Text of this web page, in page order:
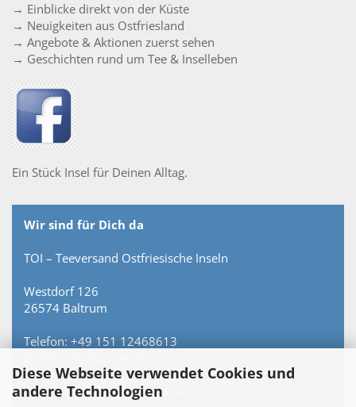
Diese Webseite verwendet Cookies und
andere Technologien
→ Einblicke direkt von der Küste
→ Neuigkeiten aus Ostfriesland
→ Angebote & Aktionen zuerst sehen
→ Geschichten rund um Tee & Inselleben
Ein Stück Insel für Deinen Alltag.
Wir sind für Dich da
TOI – Teeversand Ostfriesische Inseln
Westdorf 126
26574 Baltrum
Telefon: +49 151 12468613
Persönlich erreichbar – keine Hotline.